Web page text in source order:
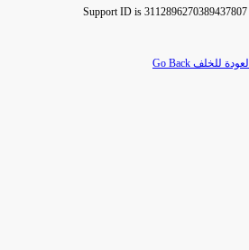
Go Back العودة للخلف